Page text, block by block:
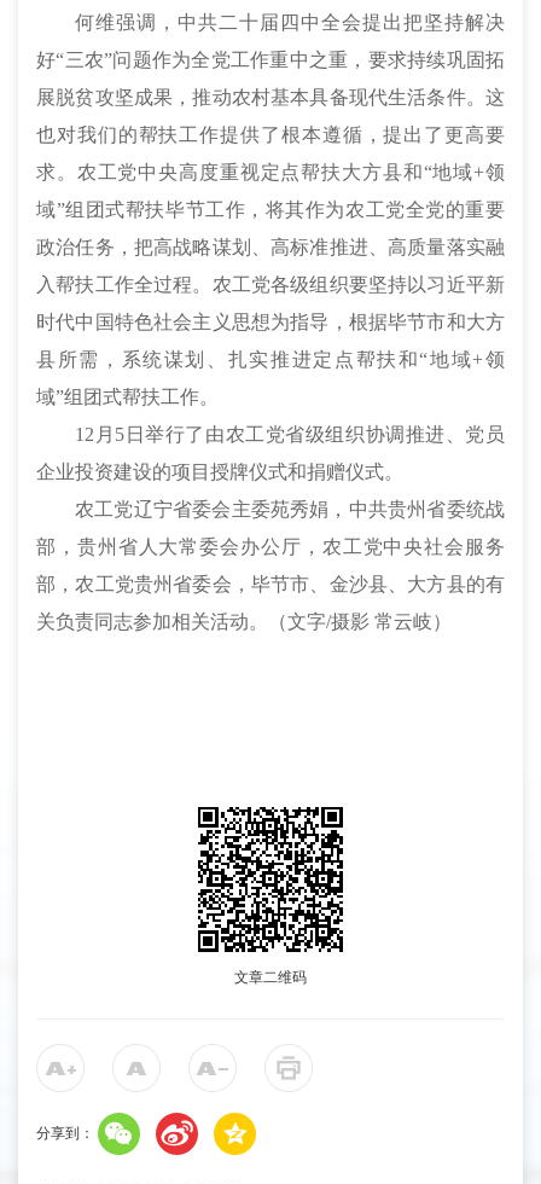
何维强调，中共二十届四中全会提出把坚持解决
好“三农”问题作为全党工作重中之重，要求持续巩固拓
展脱贫攻坚成果，推动农村基本具备现代生活条件。这
也对我们的帮扶工作提供了根本遵循，提出了更高要
求。农工党中央高度重视定点帮扶大方县和“地域+领
域”组团式帮扶毕节工作，将其作为农工党全党的重要
政治任务，把高战略谋划、高标准推进、高质量落实融
入帮扶工作全过程。农工党各级组织要坚持以习近平新
时代中国特色社会主义思想为指导，根据毕节市和大方
县所需，系统谋划、扎实推进定点帮扶和“地域+领
域”组团式帮扶工作。
12月5日举行了由农工党省级组织协调推进、党员
企业投资建设的项目授牌仪式和捐赠仪式。
农工党辽宁省委会主委苑秀娟，中共贵州省委统战
部，贵州省人大常委会办公厅，农工党中央社会服务
部，农工党贵州省委会，毕节市、金沙县、大方县的有
关负责同志参加相关活动。（文字/摄影 常云岐）
文章二维码
分享到：